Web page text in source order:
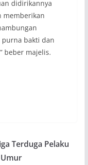
didirikannya
memberikan
purna bakti dan
beber majelis.
Terduga Pelaku